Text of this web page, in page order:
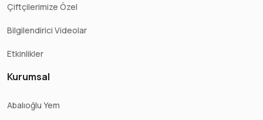
Çiftçilerimize Özel
Bilgilendirici Videolar
Etkinlikler
Kurumsal
Abalıoğlu Yem